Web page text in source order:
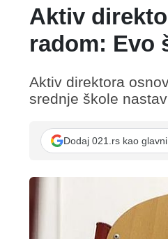
Aktiv
radom: Evo
Aktiv direktora
srednje škole
Dodaj 021.rs kao